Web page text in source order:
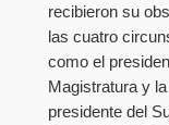
recibieron su
las cuatro
como el
Magistratura y
presidente del